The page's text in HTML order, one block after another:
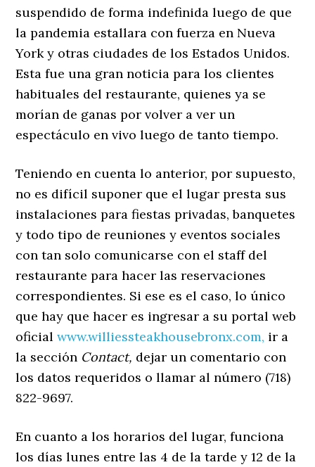
suspendido de forma indefinida luego de que
la pandemia estallara con fuerza en Nueva
York y otras ciudades de los Estados Unidos.
Esta fue una gran noticia para los clientes
habituales del restaurante, quienes ya se
morían de ganas por volver a ver un
espectáculo en vivo luego de tanto tiempo.
Teniendo en cuenta lo anterior, por supuesto,
no es difícil suponer que el lugar presta sus
instalaciones para fiestas privadas, banquetes
y todo tipo de reuniones y eventos sociales
con tan solo comunicarse con el staff del
restaurante para hacer las reservaciones
correspondientes. Si ese es el caso, lo único
que hay que hacer es ingresar a su portal web
oficialwww.williessteakhousebronx.com, ir a
la sección Contact, dejar un comentario con
los datos requeridos o llamar al número (718)
822-9697.
En cuanto a los horarios del lugar, funciona
los días lunes entre las 4 de la tarde y 12 de la